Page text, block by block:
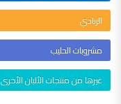
الزبادي
مشروبات الحليب
غيرها من منتجات الألبان الأخرى